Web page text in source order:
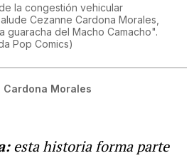
la congestión vehicular
Cezanne Cardona Morales,
guaracha del Macho Camacho".
Pop Comics)
Cardona Morales
esta historia forma parte